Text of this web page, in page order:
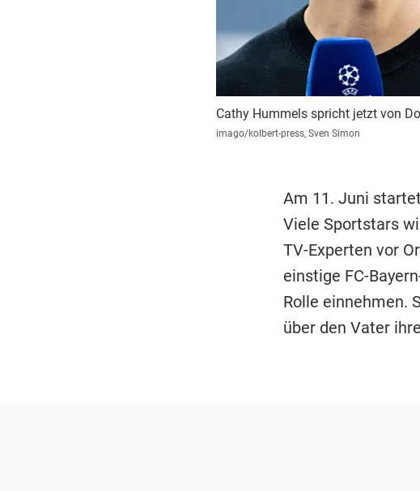
Cathy Hummels spricht jetzt von
imago/kolbert-press, Sven Simon
Am 11. Juni
Viele Sportstars
TV-Experten vor
einstige FC-
Rolle einnehmen.
über den Vater